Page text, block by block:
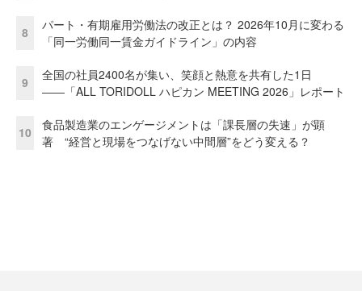
8
パート・有期雇用労働法の改正とは？ 2026年10月に変わる
「同一労働同一賃金ガイドライン」の内容
9
全国の社員2400名が集い、笑顔と熱意を共有した1日
――「ALL TORIDOLL ハピカン MEETING 2026」レポート
10
食品製造業のエンゲージメントは「課長層の失速」が顕
著 “経営と現場をつなげない中間層”をどう変える？